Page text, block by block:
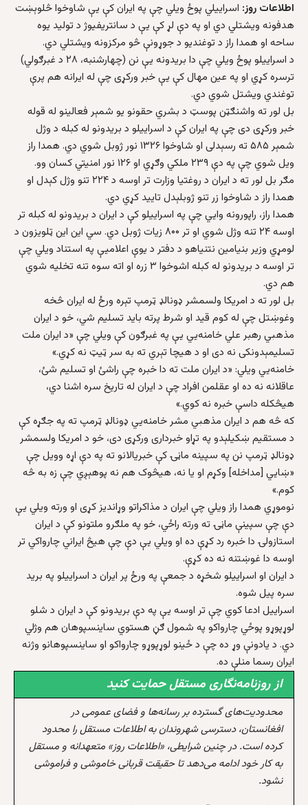
اطلاعات روز: اسراییلي پوځ ویلي چې په ایران کې یې شاوخوا څلوېښت
هدفونه ویشتلي دي او په دې لړ کې یې د سانتریفیوژ د تولید یوه
ساحه او همدا راز د توغندیو د جوړونې څو مرکزونه ویشتلي دي.
د اسراییلو پوځ ویلي چې دا بریدونه یې نن (چهارشنبه، ۲۸ د غبرګولي)
ترسره کړي او په عین مهال کې یې خبر ورکړی چې له ایرانه هم پرې
توغندي ویشتل شوي دي.
بل لور ته واشنګټن پوسټ د بشري حقونو یو شمېر فعالینو له قوله
خبر ورکړی دی چې په ایران کې د اسراییلو د بریدونو له کبله د وژل
شمېر ۵۸۵ ته رسېدلی او شاوخوا ۱۳۲۶ نور ژوبل شوي دي. همدا راز
ویل شوي چې په دې ۲۳۹ ملکي وګړي او ۱۲۶ نور امنیتي کسان وو.
مګر بل لور ته د ایران د روغتیا وزارت تر اوسه د ۲۲۴ تنو وژل کېدل او
همدا راز د شاوخوا زر تنو ژوبلېدل تایید کړي دي.
همدا راز، راپورونه وایي چې په اسراییلو کې د ایران د بریدونو له کبله تر
اوسه ۲۴ تنه وژل شوي او تر ۸۰۰ زیات ژوبل دي. سي این این ټلویزون د
لومړي وزیر بنیامین نتنیاهو د دفتر د یوې اعلامیې په استناد ویلي چې
تر اوسه د بریدونو له کبله اشوخوا ۳ زره او اته سوه تنه تخلیه شوي
هم دي.
بل لور ته د امریکا ولسمشر ډونالډ ټرمپ تېره ورځ له ایران څخه
وغوښتل چې له کوم قید او شرط پرته باید تسلیم شي، خو د ایران
مذهبي رهبر علي خامنه‌یي یې په غبرګون کې ویلي چې «د ایران ملت
تسلیمېدونکی نه دی او د هیچا تېري ته به سر ټیټ نه کړي.»
خامنه‌یي ویلي: «د ایران ملت ته دا خبره چې راشئ او تسلیم شئ،
عاقلانه نه ده او عقلمن افراد چې د ایران له تاریخ سره اشنا دي،
هیڅکله داسې خبره نه کوي.»
که څه هم د ایران مذهبي مشر خامنه‌یي ډونالډ ټرمپ ته په جګړه کې
د مستقیم ښکیلېدو په تړاو خبرداری ورکړی دی، خو د امریکا ولسمشر
ډونالډ ټرمپ نن په سپینه ماڼۍ کې خبریالانو ته په دې اړه وویل چې
«ښایي [مداخله] وکړم او یا نه، هیڅوک هم نه پوهېږي چې زه به څه
کوم.»
نوموړي همدا راز ویلي چې ایران د مذاکراتو وړاندیز کړی او ورته ویلي یې
دې چې سپینې ماڼۍ ته ورته راځي، خو په ملګرو ملتونو کې د ایران
استازولۍ دا خبره رد کړې ده او ویلي یې دې چې هیڅ ایراني چارواکي تر
اوسه دا غوښتنه نه ده کړې.
د ایران او اسراییلو شخړه د جمعې په ورځ پر ایران د اسراییلو په برید
سره پیل شوه.
اسراییل ادعا کوي چې تر اوسه یې په دې بریدونو کې د ایران د شلو
لوړپوړو پوځي چارواکو په شمول ګڼ هستوي ساینسپوهان هم وژلي
دي. د یادونې وړ ده چې د ځینو لوړپوړو چارواکو او ساینسپوهانو وژنه
ایران رسما منلې ده.
از روزنامه‌نگاری مستقل حمایت کنید
محدودیت‌های گسترده بر رسانه‌ها و فضای عمومی در
افغانستان، دسترسی شهروندان به اطلاعات مستقل را محدود
کرده است. در چنین شرایطی، «اطلاعات روز» متعهدانه و مستقل
به کار خود ادامه می‌دهد تا حقیقت قربانی خاموشی و فراموشی
نشود.